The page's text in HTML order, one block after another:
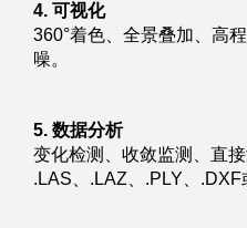
4. 可视化
360°着色、全景叠加、高
噪。
5. 数据分析
变化检测、收敛监测、直
.LAS、.LAZ、.PLY、.DXF